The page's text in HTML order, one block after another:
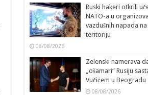
Ruski hakeri otkrili
NATO-a u
vazdušnih napada na
teritoriju
08/08/2026
Zelenski namerava
„ošamari“ Rusiju
Vučićem u Beogradu
08/08/2026